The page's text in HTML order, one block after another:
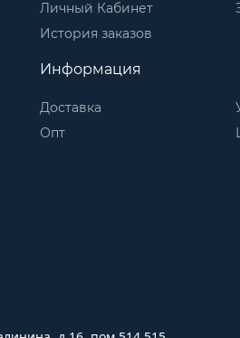
Личный Кабинет
История заказов
Информация
Доставка
Опт